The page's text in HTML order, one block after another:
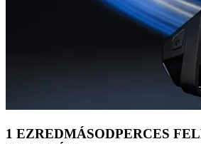
1 EZREDMÁSODPERCES